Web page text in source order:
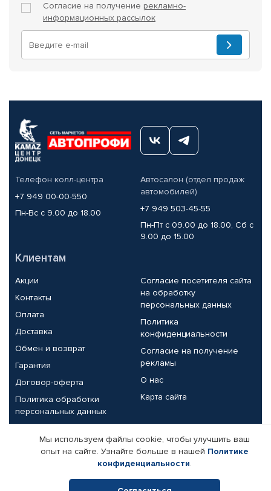
Согласие на получение рекламно-
информационных рассылок
Телефон колл-центра
+7 949 00-00-550
Пн-Вс с 9.00 до 18.00
Автосалон (отдел продаж
автомобилей)
+7 949 503-45-55
Пн-Пт с 09.00 до 18.00, Сб с
9.00 до 15.00
Клиентам
Акции
Контакты
Оплата
Доставка
Обмен и возврат
Гарантия
Договор-оферта
Политика обработки
персональных данных
Согласие посетителя сайта
на обработку
персональных данных
Политика
конфиденциальности
Согласие на получение
рекламы
О нас
Карта сайта
Партнерам
Корпоративным клиентам
Поставщикам
Реквизиты компании
Мы используем файлы cookie, чтобы улучшить ваш
опыт на сайте. Узнайте больше в нашей Политике
конфиденциальности.